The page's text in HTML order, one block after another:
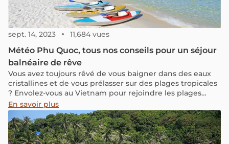
sept. 14, 2023 11,684 vues
Météo Phu Quoc, tous nos conseils pour un séjour
balnéaire de rêve
Vous avez toujours rêvé de vous baigner dans des eaux
cristallines et de vous prélasser sur des plages tropicales
? Envolez-vous au Vietnam pour rejoindre les plages
paradisiaques de l’île de Phu Quoc !
En savoir plus